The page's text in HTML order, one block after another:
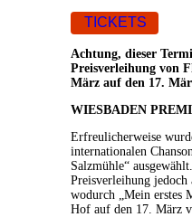
TICKETS
Achtung, dieser
Preisverleihung von
März auf den 17.
WIESBADEN
Erfreulicherweise
internationalen
Salzmühle“
Preisverleihung jedoch
wodurch „Mein erstes
Hof auf den 17. März